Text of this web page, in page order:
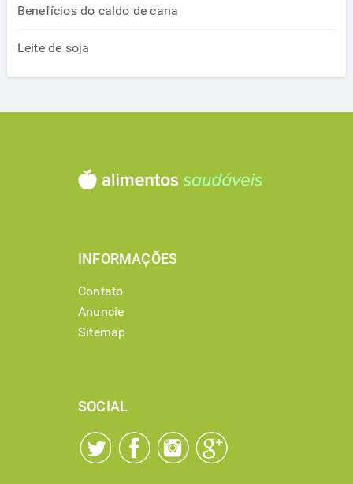
Benefícios do caldo de cana
Leite de soja
INFORMAÇÕES
Contato
Anuncie
Sitemap
SOCIAL